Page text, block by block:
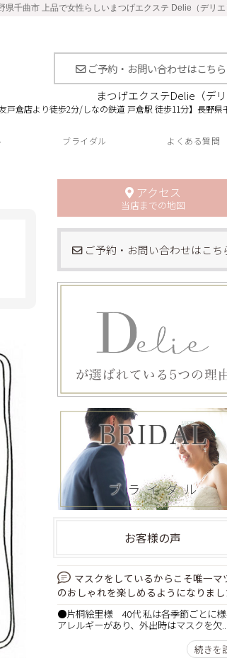
千曲市 上品で女性らしいまつげエクステ Delie（デリエ
ご予約・お問い合わせはこちら
まつげエクステDelie（デリ
友戸倉店より徒歩2分/しなの鉄道 戸倉駅 徒歩11分】長野県
ブライダル よくある質問
アクセス
当店までの地図
ご予約・お問い合わせはこち
お客様の声
マスクをしているからこそ唯一マ
のおしゃれを楽しめるようになりまし
●片桐絵里様 40代 私は各季節ごとに様
アレルギーがあり、外出時はマスクを欠...
続きを